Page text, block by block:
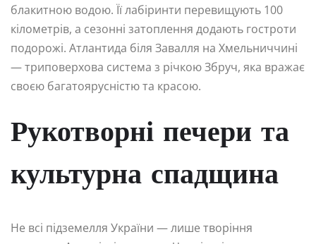
блакитною водою. Її лабіринти перевищують 100
кілометрів, а сезонні затоплення додають гостроти
подорожі. Атлантида біля Завалля на Хмельниччині
— триповерхова система з річкою Збруч, яка вражає
своєю багатоярусністю та красою.
Рукотворні печери та
культурна спадщина
Не всі підземелля України — лише творіння